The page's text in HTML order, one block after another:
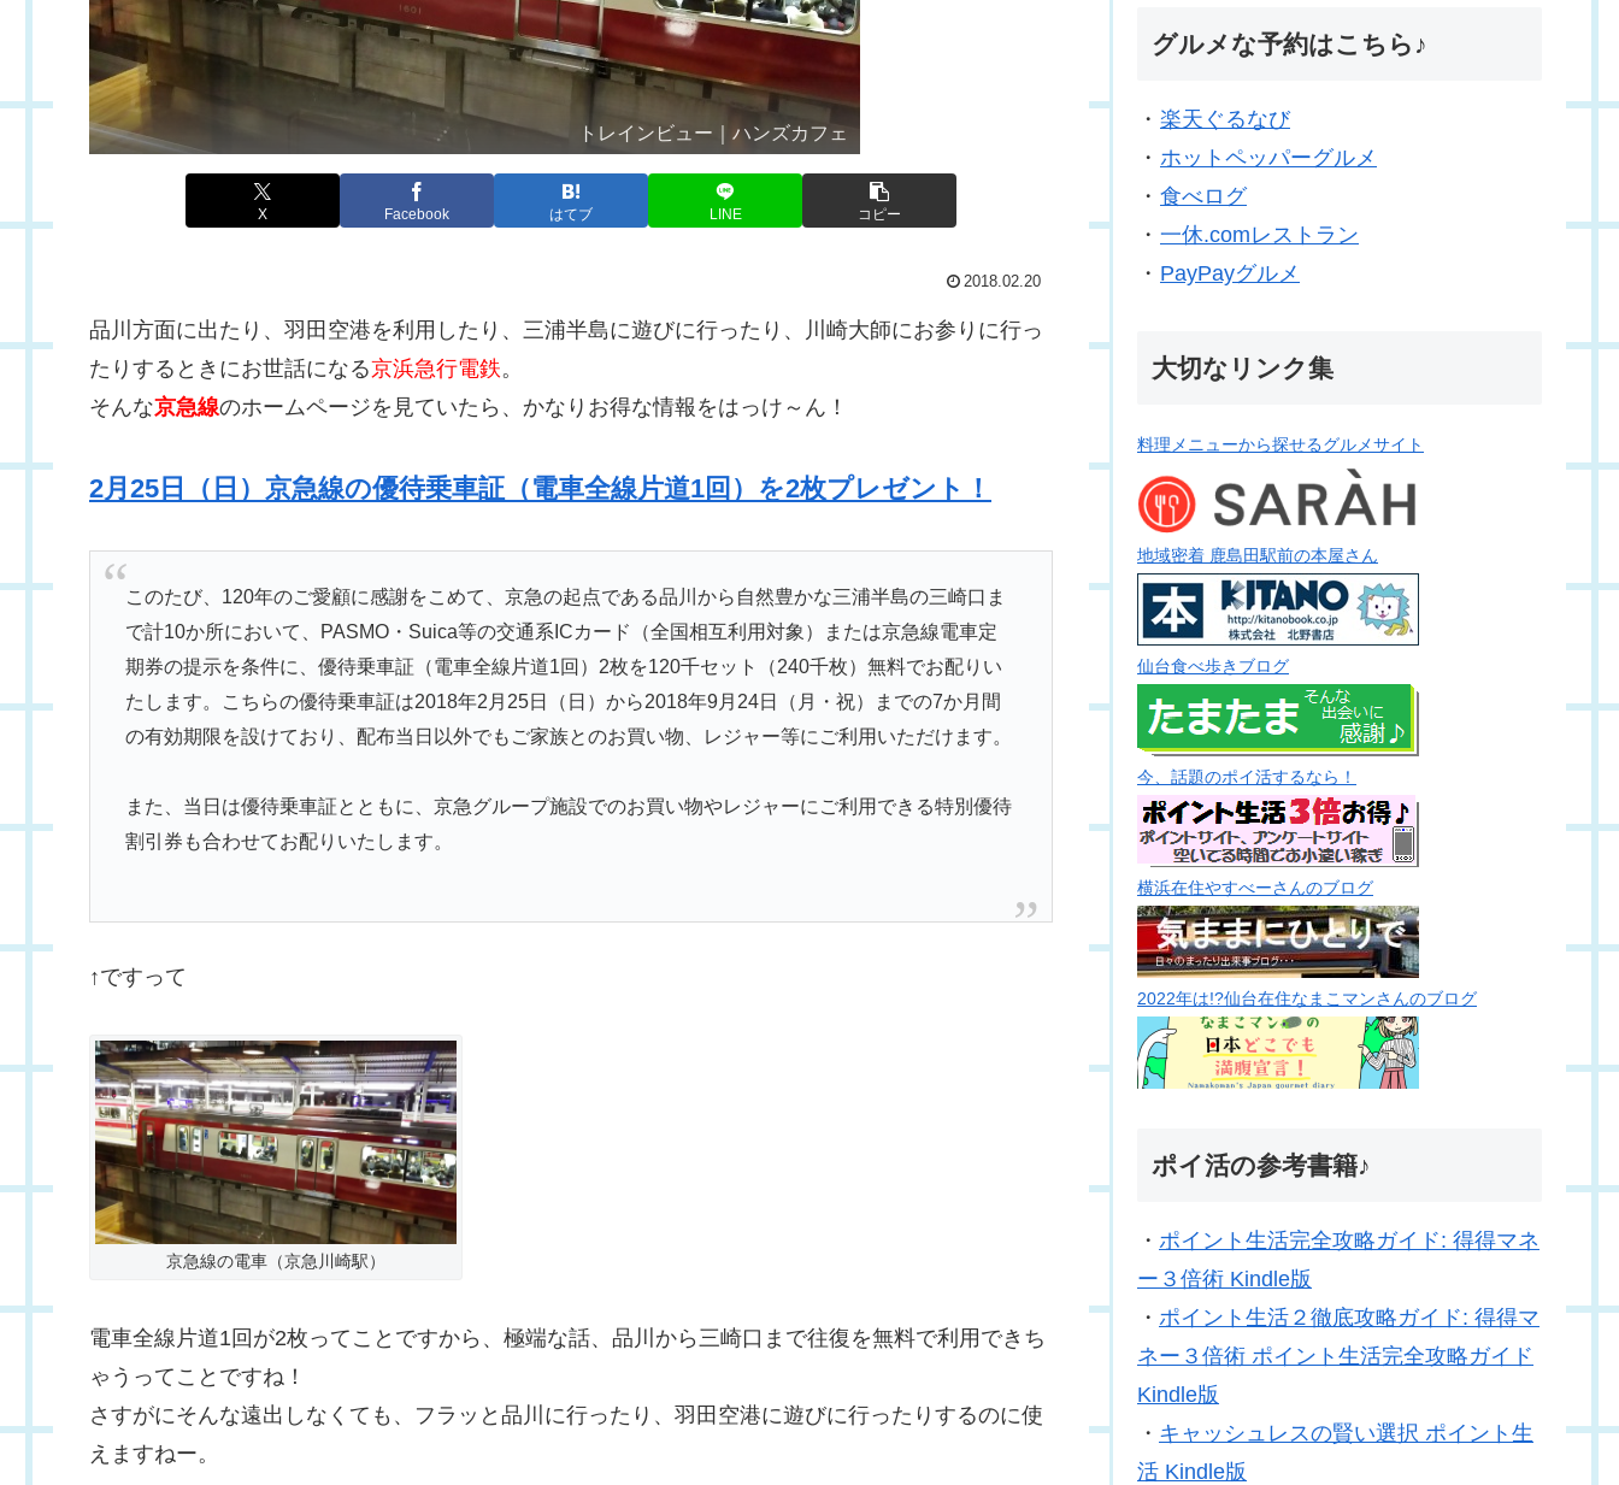
トレインビュー｜ハンズカフェ
X Facebook はてブ LINE コピー
2018.02.20
品川方面に出たり、羽田空港を利用したり、三浦半島に遊びに行ったり、川崎大師にお参りに行っ
たりするときにお世話になる京浜急行電鉄。
そんな京急線のホームページを見ていたら、かなりお得な情報をはっけ～ん！
2月25日（日）京急線の優待乗車証（電車全線片道1回）を2枚プレゼント！
このたび、120年のご愛顧に感謝をこめて、京急の起点である品川から自然豊かな三浦半島の三崎口ま
で計10か所において、PASMO・Suica等の交通系ICカード（全国相互利用対象）または京急線電車定
期券の提示を条件に、優待乗車証（電車全線片道1回）2枚を120千セット（240千枚）無料でお配りい
たします。こちらの優待乗車証は2018年2月25日（日）から2018年9月24日（月・祝）までの7か月間
の有効期限を設けており、配布当日以外でもご家族とのお買い物、レジャー等にご利用いただけます。
また、当日は優待乗車証とともに、京急グループ施設でのお買い物やレジャーにご利用できる特別優待
割引券も合わせてお配りいたします。
↑ですって
京急線の電車（京急川崎駅）
電車全線片道1回が2枚ってことですから、極端な話、品川から三崎口まで往復を無料で利用できち
ゃうってことですね！
さすがにそんな遠出しなくても、フラッと品川に行ったり、羽田空港に遊びに行ったりするのに使
えますねー。
グルメな予約はこちら♪
・ 楽天ぐるなび
・ ホットペッパーグルメ
・ 食べログ
・ 一休.comレストラン
・ PayPayグルメ
大切なリンク集
料理メニューから探せるグルメサイト
地域密着 鹿島田駅前の本屋さん
仙台食べ歩きブログ
今、話題のポイ活するなら！
横浜在住やすべーさんのブログ
2022年は!?仙台在住なまこマンさんのブログ
ポイ活の参考書籍♪
・ ポイント生活完全攻略ガイド: 得得マネ
ー３倍術 Kindle版
・ ポイント生活２徹底攻略ガイド: 得得マ
ネー３倍術 ポイント生活完全攻略ガイド
Kindle版
・ キャッシュレスの賢い選択 ポイント生
活 Kindle版